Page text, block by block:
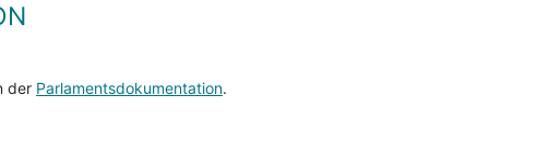
der Parlamentsdokumentation.